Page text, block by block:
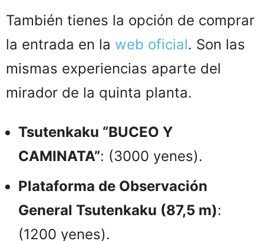
También tienes la opción de comprar
la entrada en la web oficial. Son las
mismas experiencias aparte del
mirador de la quinta planta.
Tsutenkaku “BUCEO Y
CAMINATA”: (3000 yenes).
Plataforma de Observación
General Tsutenkaku (87,5 m):
(1200 yenes).